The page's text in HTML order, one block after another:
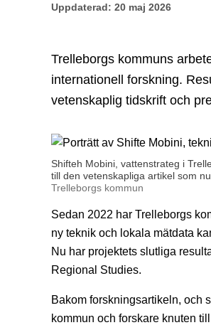
Uppdaterad: 20 maj 2026
Trelleborgs kommuns
internationell forskning.
vetenskaplig tidskrift och
Shifteh Mobini, vattenstrateg i
till den vetenskapliga artikel som
Trelleborgs kommun
Sedan 2022 har Trelleborgs
ny teknik och lokala mätdata
Nu har projektets slutliga
Regional Studies.
Bakom forskningsartikeln, och
kommun och forskare knuten